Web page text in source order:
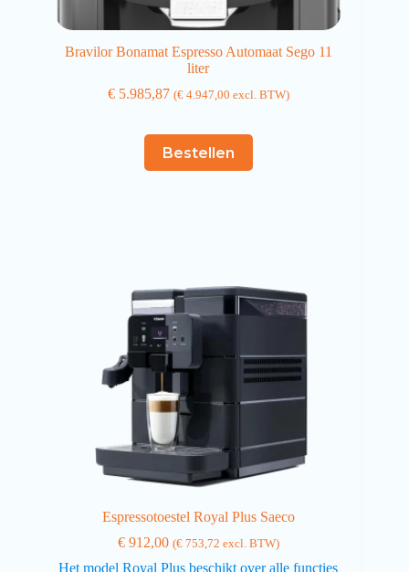
Bravilor Bonamat Espresso Automaat Sego 11
liter
€5.985,87 (€4.947,00 excl. BTW)
Bestellen
Espressotoestel Royal Plus Saeco
€912,00 (€753,72 excl. BTW)
Het model Royal Plus beschikt over alle functies